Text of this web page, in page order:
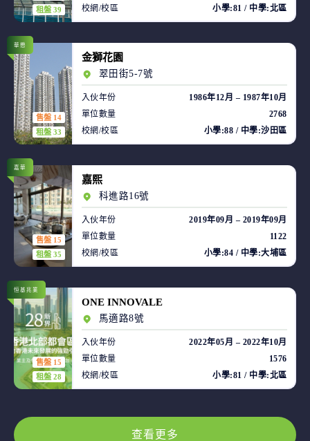
租盤 39
校網/校區
小學:81 / 中學:北區
售盤 14
租盤 33
華懋
金獅花園
翠田街5-7號
入伙年份
1986年12月 – 1987年10月
單位數量
2768
校網/校區
小學:88 / 中學:沙田區
售盤 15
租盤 35
嘉華
嘉熙
科進路16號
入伙年份
2019年09月 – 2019年09月
單位數量
1122
校網/校區
小學:84 / 中學:大埔區
售盤 15
租盤 28
恒基兆業
ONE INNOVALE
馬適路8號
入伙年份
2022年05月 – 2022年10月
單位數量
1576
校網/校區
小學:81 / 中學:北區
查看更多